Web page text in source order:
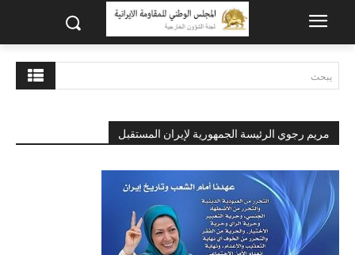
يبحث
مريم رجوي الرئيسة الجمهورية لإيران المستقبل